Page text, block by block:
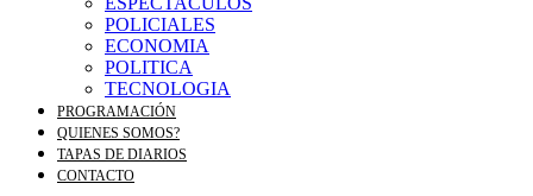
POLICIALES
ECONOMIA
POLITICA
TECNOLOGIA
PROGRAMACIÓN
QUIENES SOMOS?
TAPAS DE DIARIOS
CONTACTO